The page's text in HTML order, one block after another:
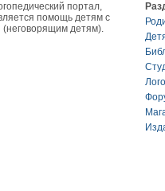
портал,
помощь детям с
детям).